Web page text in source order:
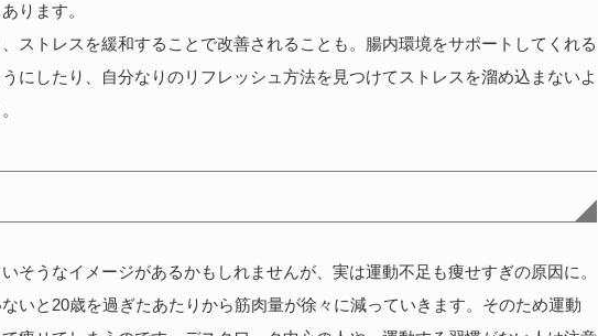
ります。
ストレスを緩和することで改善されることも。腸内環境をサポートしてくれる
にしたり、自分なりのリフレッシュ方法を見つけてストレスを溜め込まないよ
そうなイメージがあるかもしれませんが、実は運動不足も痩せすぎの原因に。
いと20歳を過ぎたあたりから筋肉量が徐々に減っていきます。そのため運動